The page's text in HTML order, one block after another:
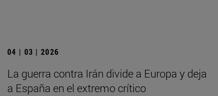
04 | 03 | 2026
La guerra contra Irán divide a Europa y deja
a España en el extremo crítico